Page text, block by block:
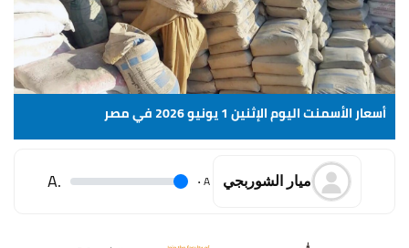
أسعار الأسمنت اليوم الإثنين 1 يونيو 2026 في مصر
ميار الشوربجي A
.
.A